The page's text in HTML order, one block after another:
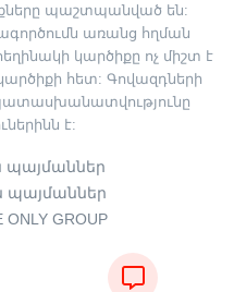
պաշտպանված են:
առանց հղման
կարծիքը ոչ միշտ է
հետ: Գովազդների
է:
պայմաններ
ONLY GROUP